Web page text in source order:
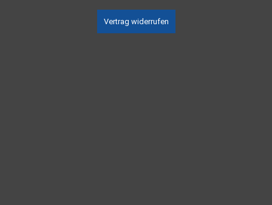
Vertrag widerrufen